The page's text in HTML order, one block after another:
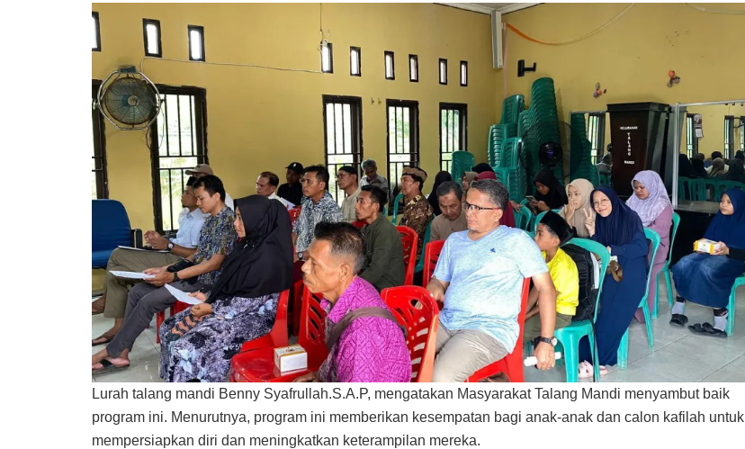
Lurah talang mandi Benny Syafrullah.S.A.P, mengatakan Masyarakat Talang Mandi menyambut baik
program ini. Menurutnya, program ini memberikan kesempatan bagi anak-anak dan calon kafilah untuk
mempersiapkan diri dan meningkatkan keterampilan mereka.